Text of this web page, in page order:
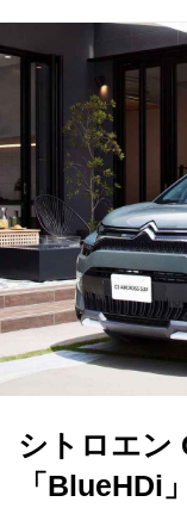
シトロエン
「BlueHDi